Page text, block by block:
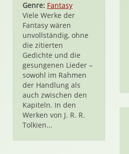
Genre: Fantasy
Viele Werke der
Fantasy wären
unvollständig, ohne
die zitierten
Gedichte und die
gesungenen Lieder –
sowohl im Rahmen
der Handlung als
auch zwischen den
Kapiteln. In den
Werken von J. R. R.
Tolkien...